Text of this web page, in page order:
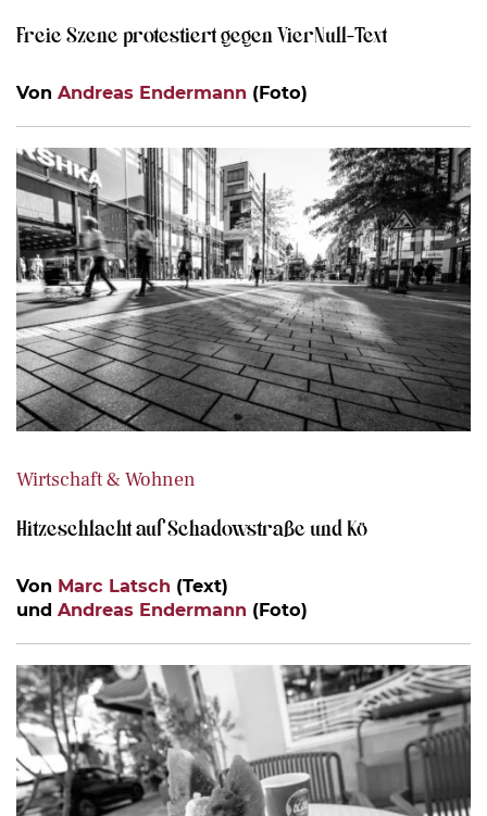
Freie Szene protestiert gegen VierNull-Text
Von Andreas Endermann (Foto)
Wirtschaft & Wohnen
Hitzeschlacht auf Schadowstraße und Kö
Von Marc Latsch (Text)
und Andreas Endermann (Foto)